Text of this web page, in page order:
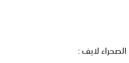
الصحراء لايف :